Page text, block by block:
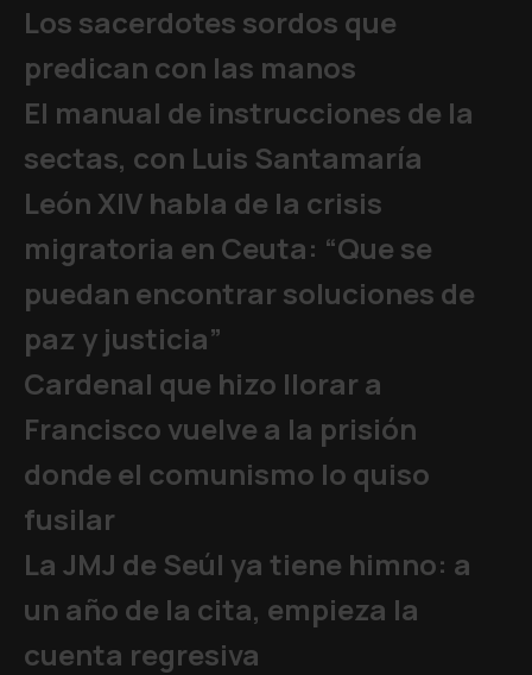
Los sacerdotes sordos que
predican con las manos
El manual de instrucciones de la
sectas, con Luis Santamaría
León XIV habla de la crisis
migratoria en Ceuta: “Que se
puedan encontrar soluciones de
paz y justicia”
Cardenal que hizo llorar a
Francisco vuelve a la prisión
donde el comunismo lo quiso
fusilar
La JMJ de Seúl ya tiene himno: a
un año de la cita, empieza la
cuenta regresiva